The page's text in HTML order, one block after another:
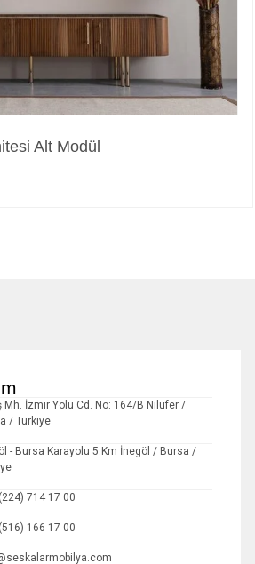
Alt Modül
Mh. İzmir Yolu Cd. No: 164/B Nilüfer /
/ Türkiye
- Bursa Karayolu 5.Km İnegöl / Bursa /
714 17 00
166 17 00